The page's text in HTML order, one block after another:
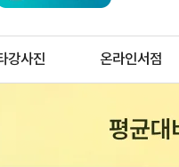
강사진 온라인서점